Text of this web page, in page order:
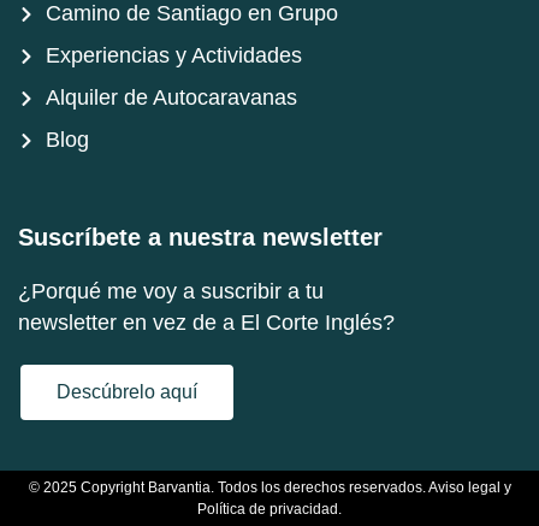
Camino de Santiago en Grupo
Experiencias y Actividades
Alquiler de Autocaravanas
Blog
Suscríbete a nuestra newsletter
¿Porqué me voy a suscribir a tu
newsletter en vez de a El Corte Inglés?
Descúbrelo aquí
© 2025 Copyright Barvantia. Todos los derechos reservados.Aviso legal y
Política de privacidad.